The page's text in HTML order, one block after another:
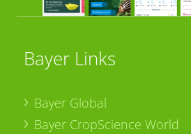
Bayer Links
Bayer Global
Bayer CropScience World